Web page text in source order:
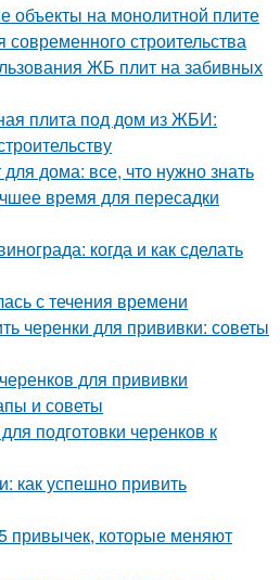
объекты на монолитной плите
строительства
ЖБ плит на забивных
плита под дом из ЖБИ:
дома: все, что нужно знать
время для пересадки
когда и как сделать
с течения времени
черенки для прививки: советы
для прививки
и советы
подготовки черенков к
как успешно привить
привычек, которые меняют